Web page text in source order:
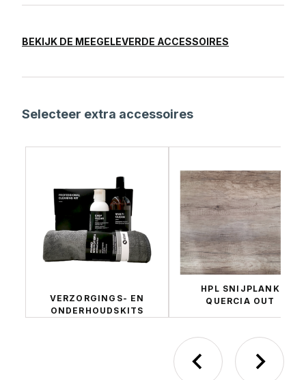
BEKIJK DE MEEGELEVERDE ACCESSOIRES
Selecteer extra accessoires
VERZORGINGS- EN
ONDERHOUDSKITS
HPL SNIJPLANK
QUERCIA OUT